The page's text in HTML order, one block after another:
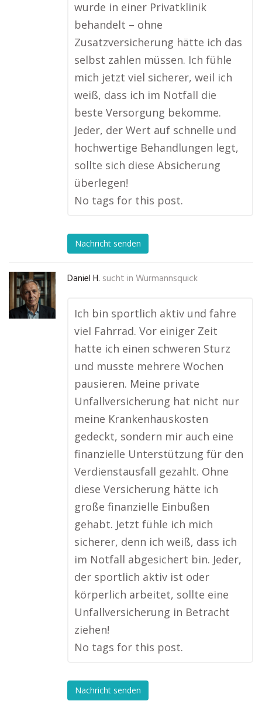
wurde in einer Privatklinik
behandelt – ohne
Zusatzversicherung hätte ich das
selbst zahlen müssen. Ich fühle
mich jetzt viel sicherer, weil ich
weiß, dass ich im Notfall die
beste Versorgung bekomme.
Jeder, der Wert auf schnelle und
hochwertige Behandlungen legt,
sollte sich diese Absicherung
überlegen!
No tags for this post.
Nachricht senden
Daniel H. sucht in Wurmannsquick
Ich bin sportlich aktiv und fahre
viel Fahrrad. Vor einiger Zeit
hatte ich einen schweren Sturz
und musste mehrere Wochen
pausieren. Meine private
Unfallversicherung hat nicht nur
meine Krankenhauskosten
gedeckt, sondern mir auch eine
finanzielle Unterstützung für den
Verdienstausfall gezahlt. Ohne
diese Versicherung hätte ich
große finanzielle Einbußen
gehabt. Jetzt fühle ich mich
sicherer, denn ich weiß, dass ich
im Notfall abgesichert bin. Jeder,
der sportlich aktiv ist oder
körperlich arbeitet, sollte eine
Unfallversicherung in Betracht
ziehen!
No tags for this post.
Nachricht senden